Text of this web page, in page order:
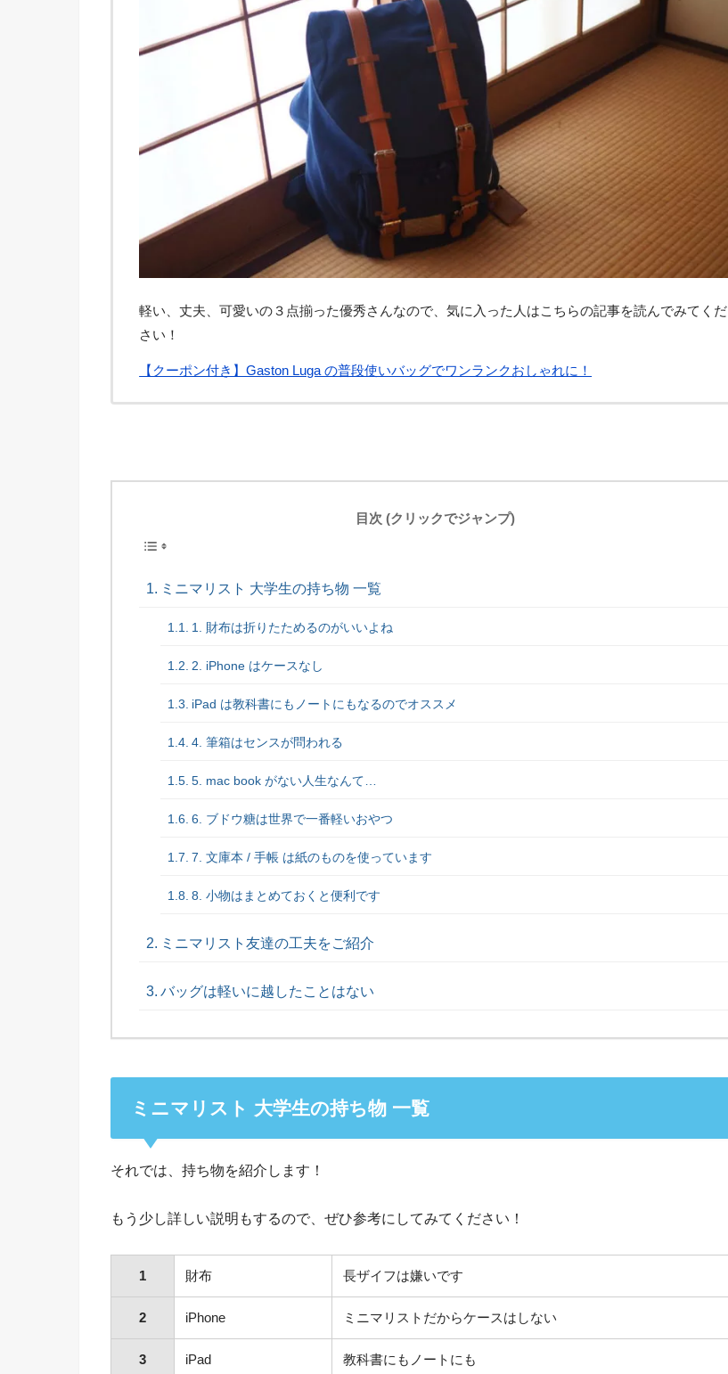
軽い、丈夫、可愛いの３点揃った優秀さんなので、気に入った人はこちらの記事を読んでみてくだ
さい！
【クーポン付き】Gaston Luga の普段使いバッグでワンランクおしゃれに！
目次 (クリックでジャンプ)
ミニマリスト 大学生の持ち物 一覧
1. 財布は折りたためるのがいいよね
2. iPhone はケースなし
iPad は教科書にもノートにもなるのでオススメ
4. 筆箱はセンスが問われる
5. mac book がない人生なんて…
6. ブドウ糖は世界で一番軽いおやつ
7. 文庫本 / 手帳 は紙のものを使っています
8. 小物はまとめておくと便利です
ミニマリスト友達の工夫をご紹介
バッグは軽いに越したことはない
ミニマリスト 大学生の持ち物 一覧
それでは、持ち物を紹介します！
もう少し詳しい説明もするので、ぜひ参考にしてみてください！
1 財布 長ザイフは嫌いです
2 iPhone ミニマリストだからケースはしない
3 iPad 教科書にもノートにも